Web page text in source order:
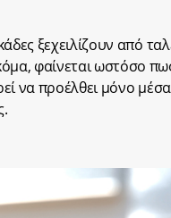
ξεχειλίζουν από
φαίνεται ωστόσο
να προέλθει μόνο